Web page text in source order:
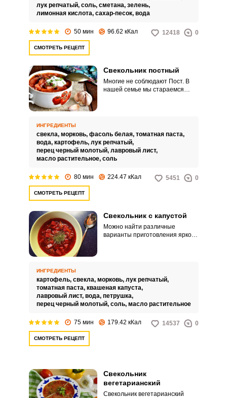
суп станет хорошим, сытным
обедом для всей семьи.
лук репчатый, соль, сметана, зелень,
лимонная кислота, сахар-песок, вода
50 мин 96.62 кКал 12418 0
СМОТРЕТЬ РЕЦЕПТ
Свекольник постный
Многие не соблюдают Пост. В
нашей семье мы стараемся
ИНГРЕДИЕНТЫ
свекла, морковь, фасоль белая, томатная паста,
вода, картофель, лук репчатый,
перец черный молотый, лавровый лист,
масло растительное, соль
80 мин 224.47 кКал 5451 0
СМОТРЕТЬ РЕЦЕПТ
Свекольник с капустой
Можно найти различные
варианты приготовления яркого
ИНГРЕДИЕНТЫ
картофель, свекла, морковь, лук репчатый,
томатная паста, квашеная капуста,
лавровый лист, вода, петрушка,
перец черный молотый, соль, масло растительное
75 мин 179.42 кКал 14537 0
СМОТРЕТЬ РЕЦЕПТ
Свекольник
вегетарианский
Свекольник вегетарианский